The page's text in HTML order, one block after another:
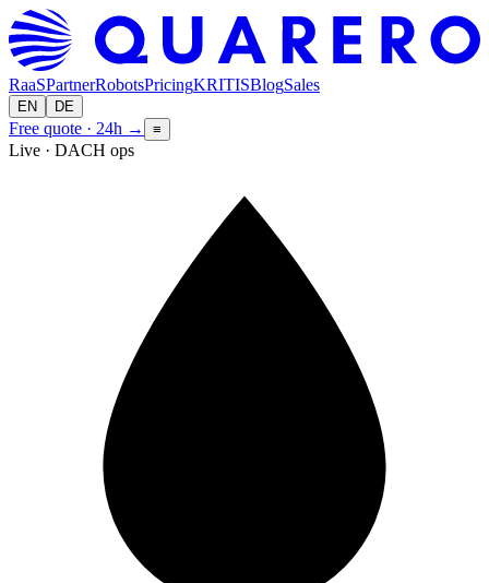
RaaSPartnerRobotsPricingKRITISBlogSales
EN DE
Free quote · 24h → ≡
Live · DACH ops